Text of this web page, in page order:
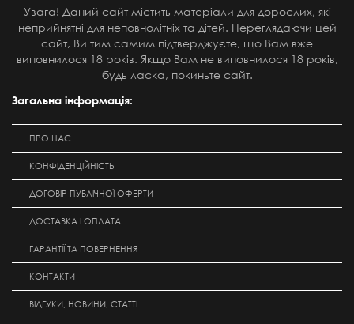
Увага! Даний сайт містить матеріали для дорослих, які
неприйнятні для неповнолітніх та дітей. Переглядаючи цей
сайт, Ви тим самим підтверджуєте, що Вам вже
виповнилося 18 років. Якщо Вам не виповнилося 18 років,
будь ласка, покиньте сайт.
Загальна інформація:
ПРО НАС
КОНФІДЕНЦІЙНІСТЬ
ДОГОВІР ПУБЛІЧНОЇ ОФЕРТИ
ДОСТАВКА І ОПЛАТА
ГАРАНТІЇ ТА ПОВЕРНЕННЯ
КОНТАКТИ
ВІДГУКИ, НОВИНИ, СТАТТІ